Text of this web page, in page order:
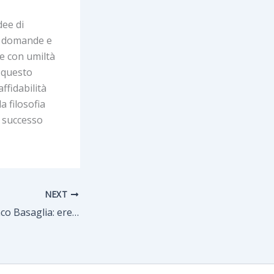
di
e
con umiltà
filosofia
NEXT
Riflessioni su Franco Basaglia: eredità, critiche e sfide nella salute mentale